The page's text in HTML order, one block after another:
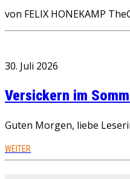
von FELIX HONEKAMP
30. Juli 2026
Versickern im
Guten Morgen, liebe
WEITER